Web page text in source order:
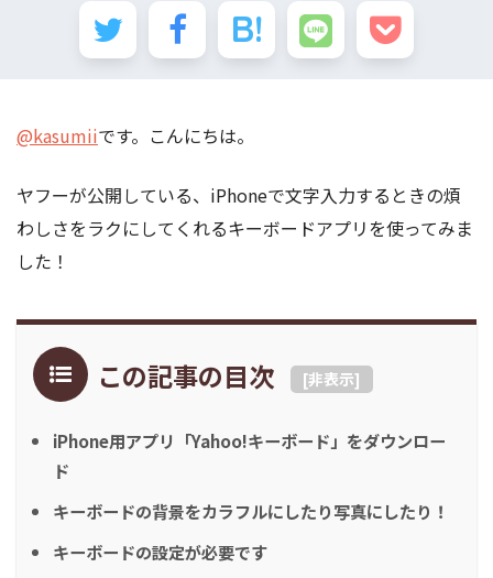
@kasumiiです。こんにちは。
ヤフーが公開している、iPhoneで文字入力するときの煩
わしさをラクにしてくれるキーボードアプリを使ってみま
した！
この記事の目次 [非表示]
iPhone用アプリ「Yahoo!キーボード」をダウンロー
ド
キーボードの背景をカラフルにしたり写真にしたり！
キーボードの設定が必要です